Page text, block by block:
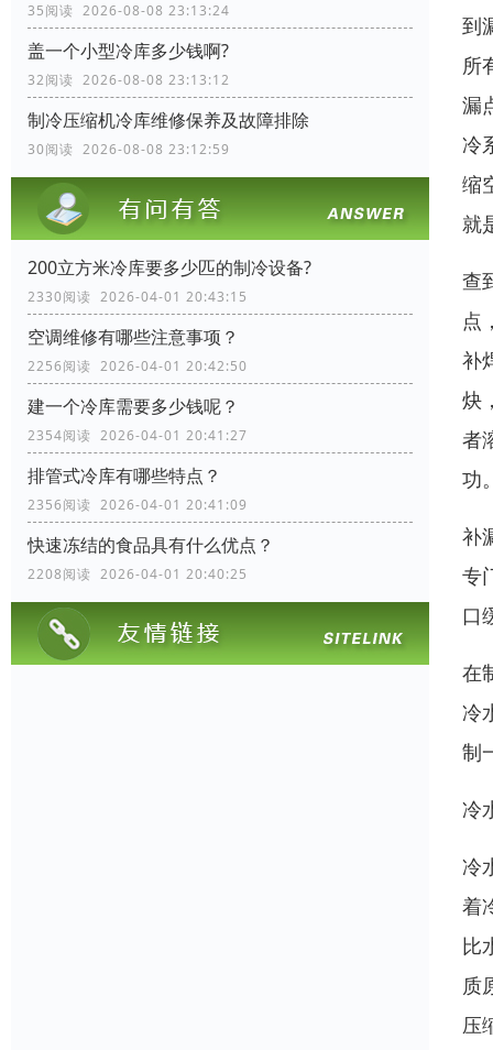
35阅读 2026-08-08 23:13:24
盖一个小型冷库多少钱啊?
32阅读 2026-08-08 23:13:12
制冷压缩机冷库维修保养及故障排除
30阅读 2026-08-08 23:12:59
200立方米冷库要多少匹的制冷设备?
2330阅读 2026-04-01 20:43:15
空调维修有哪些注意事项？
2256阅读 2026-04-01 20:42:50
建一个冷库需要多少钱呢？
2354阅读 2026-04-01 20:41:27
排管式冷库有哪些特点？
2356阅读 2026-04-01 20:41:09
快速冻结的食品具有什么优点？
2208阅读 2026-04-01 20:40:25
到
所
漏
冷
缩
就
查
点
补
炔
者
功
补
专
口
在
冷
制
冷
冷
着
比
质
压